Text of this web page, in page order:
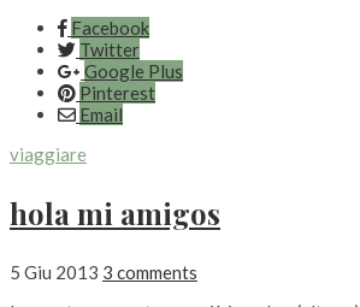
Facebook
Twitter
Google Plus
Pinterest
Email
viaggiare
hola mi amigos
5 Giu 2013 3 comments